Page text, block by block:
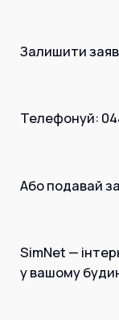
Залишити
Телефонуй:
Або подавай
SimNet —
у вашому